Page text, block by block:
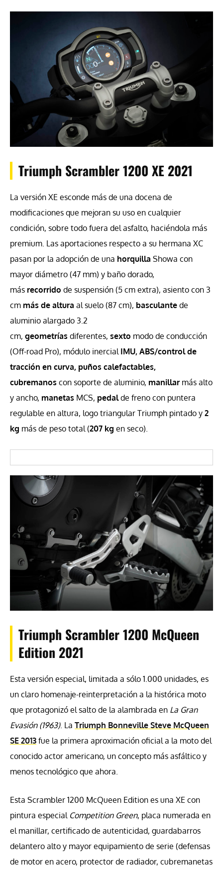
Triumph Scrambler 1200 XE 2021
La versión XE esconde más de una docena de
modificaciones que mejoran su uso en cualquier
condición, sobre todo fuera del asfalto, haciéndola más
premium. Las aportaciones respecto a su hermana XC
pasan por la adopción de una horquilla Showa con
mayor diámetro (47 mm) y baño dorado,
más recorrido de suspensión (5 cm extra), asiento con 3
cm más de altura al suelo (87 cm), basculante de
aluminio alargado 3.2
cm, geometrías diferentes, sexto modo de conducción
(Off-road Pro), módulo inercial IMU, ABS/control de
tracción en curva, puños calefactables,
cubremanos con soporte de aluminio, manillar más alto
y ancho, manetas MCS, pedalde freno con puntera
regulable en altura, logo triangular Triumph pintado y 2
kg más de peso total (207 kg en seco).
Triumph Scrambler 1200 McQueen
Edition 2021
Esta versión especial, limitada a sólo 1.000 unidades, es
un claro homenaje-reinterpretación a la histórica moto
que protagonizó el salto de la alambrada en La Gran
Evasión (1963). La Triumph Bonneville Steve McQueen
SE 2013 fue la primera aproximación oficial a la moto del
conocido actor americano, un concepto más asfáltico y
menos tecnológico que ahora.
Esta Scrambler 1200 McQueen Edition es una XE con
pintura especial Competition Green, placa numerada en
el manillar, certificado de autenticidad, guardabarros
delantero alto y mayor equipamiento de serie (defensas
de motor en acero, protector de radiador, cubremanetas